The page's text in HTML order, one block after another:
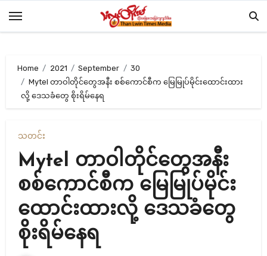
Home 2021 September
30
Mytel တာဝါတိုင်တွေအနီး စစ်ကောင်စီက မြေမြုပ်မိုင်းထောင်းထား
လို့ ဒေသခံတွေ စိုးရိမ်နေရ
သတင်း
Mytel တာဝါတိုင်တွေအနီး
စစ်ကောင်စီက မြေမြုပ်မိုင်း
ထောင်းထားလို့ ဒေသခံတွေ
စိုးရိမ်နေရ